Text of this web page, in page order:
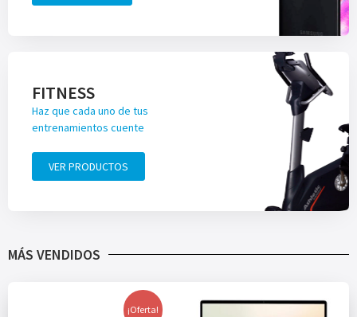
FITNESS
Haz que cada uno de tus
entrenamientos cuente
VER PRODUCTOS
MÁS VENDIDOS
¡Oferta!